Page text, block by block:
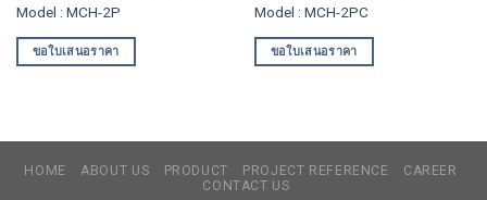
Model : MCH-2P
ขอใบเสนอราคา
Model : MCH-2PC
ขอใบเสนอราคา
HOME ABOUT US PRODUCT PROJECT REFERENCE
CAREER
CONTACT US